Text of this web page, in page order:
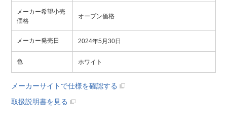
メーカー希望小売
価格
オープン価格
メーカー発売日 2024年5月30日
色 ホワイト
メーカーサイトで仕様を確認する
取扱説明書を見る